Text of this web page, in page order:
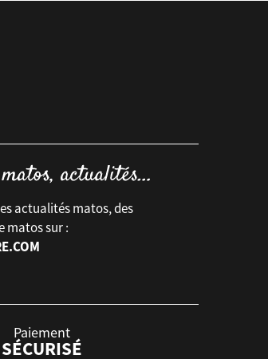
actualités matos, des
matos sur :
Paiement
SÉCURISÉ